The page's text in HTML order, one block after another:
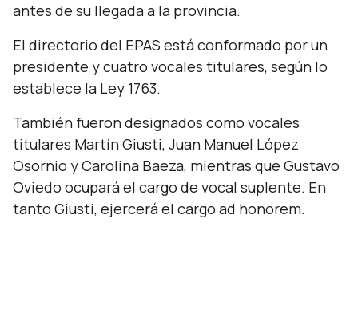
antes de su llegada a la provincia.
El directorio del EPAS está conformado por un
presidente y cuatro vocales titulares, según lo
establece la Ley 1763.
También fueron designados como vocales
titulares Martín Giusti, Juan Manuel López
Osornio y Carolina Baeza, mientras que Gustavo
Oviedo ocupará el cargo de vocal suplente. En
tanto Giusti, ejercerá el cargo ad honorem.